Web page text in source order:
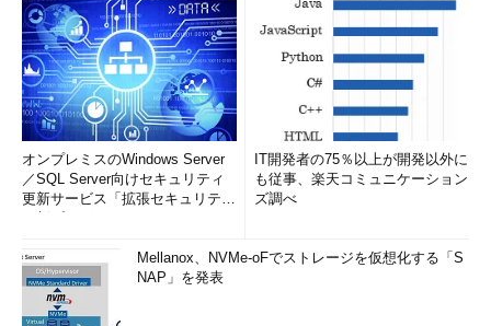
オンプレミスのWindows Server
／SQL Server向けセキュリティ
更新サービス「拡張セキュリティ
IT開発者の75％以上が開発以外に
も従事、楽天コミュニケーション
ズ調べ
Mellanox、NVMe-oFでストレージを仮想化する「S
NAP」を発表